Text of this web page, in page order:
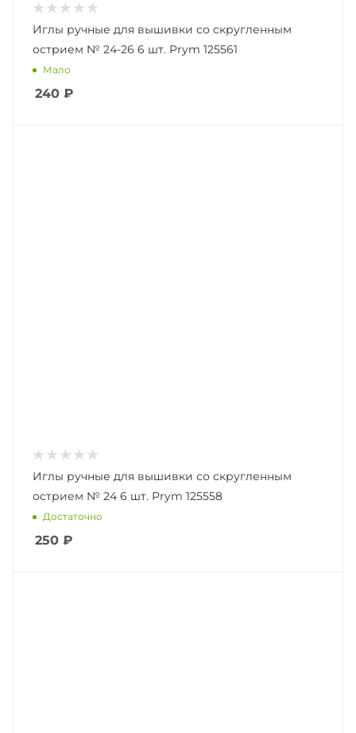
Иглы ручные для вышивки со скругленным
острием № 24-26 6 шт. Prym 125561
Мало
240 ₽
Иглы ручные для вышивки со скругленным
острием № 24 6 шт. Prym 125558
Достаточно
250 ₽